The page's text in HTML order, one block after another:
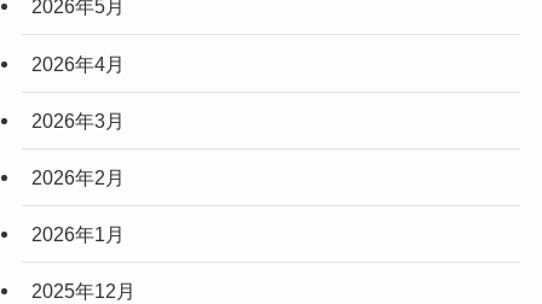
2026年5月
2026年4月
2026年3月
2026年2月
2026年1月
2025年12月